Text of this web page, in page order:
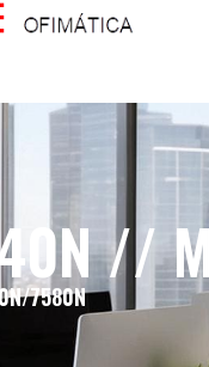
//
7580N